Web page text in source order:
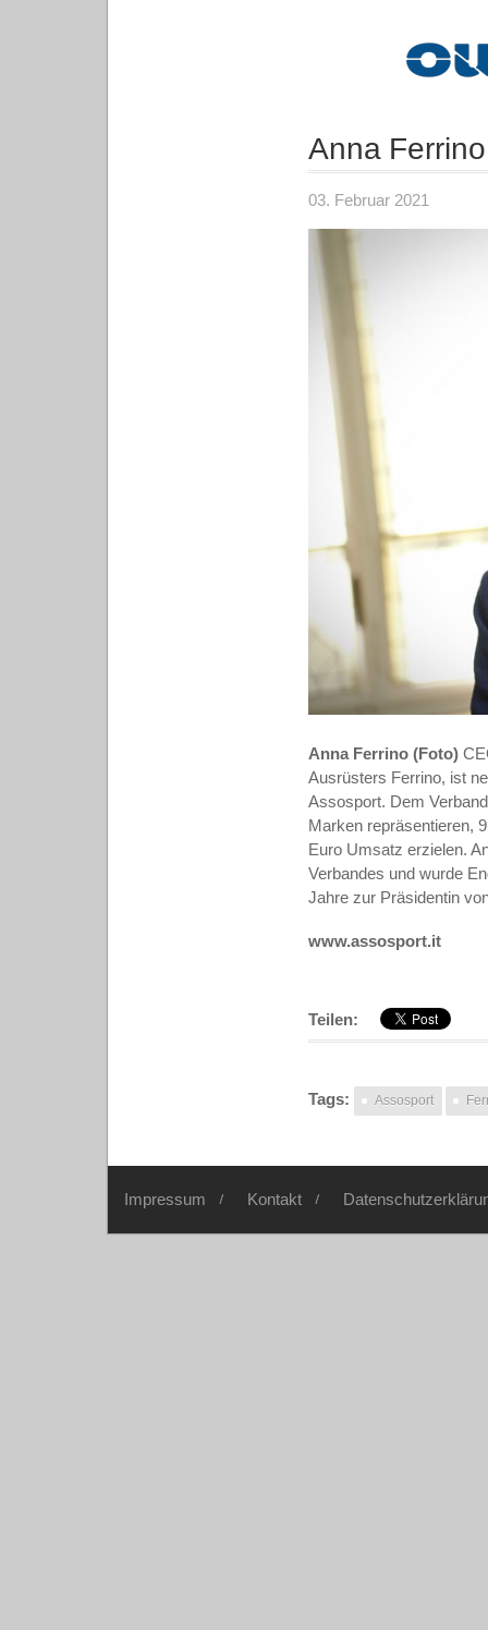
Anna
03. Februar 2021
Anna Ferrino (Foto)
Ausrüsters Ferrino, ist
Assosport. Dem Verband
Marken repräsentieren,
Euro Umsatz erzielen.
Verbandes und wurde
Jahre zur Präsidentin
www.assosport.it
Teilen:
Tags: Assosport
Impressum Kontakt